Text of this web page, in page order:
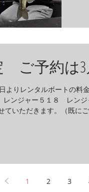
ご予約は3
よりレンタルボートの料
ンジャー５１８ レンジ
ていただきます。（既に
1 2 3